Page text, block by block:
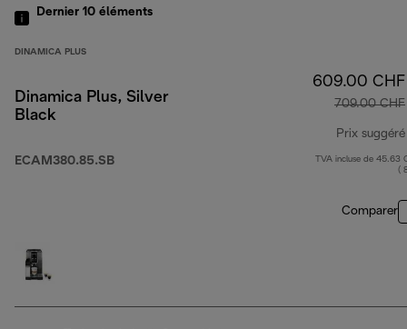
Dernier 10 éléments
DINAMICA PLUS
Dinamica Plus, Silver
Black
ECAM380.85.SB
609.00 CHF
709.00 CHF
Prix suggéré
TVA incluse de 45.63
(
Comparer